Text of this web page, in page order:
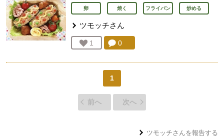
卵 焼く フライパン 炒める
ツモッチさん
お気に入り登録：
1 人が登録コメント：
0
1
前へ 次へ
ツモッチさんを報告する